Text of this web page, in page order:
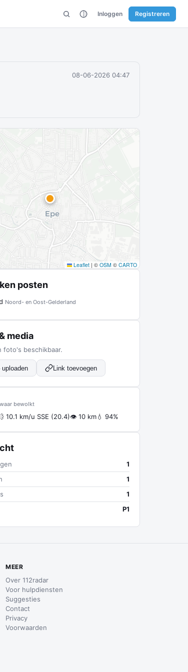
Inloggen Registreren
08-06-2026 04:47
Leaflet | © OSM © CARTO
posten
Noord- en Oost-Gelderland
media
foto's beschikbaar.
uploaden Link toevoegen
bewolkt
10.1 km/u SSE (20.4)👁 10 km💧 94%
1
1
1
P1
MEER
Over 112radar
Voor hulpdiensten
Suggesties
Contact
Privacy
Voorwaarden